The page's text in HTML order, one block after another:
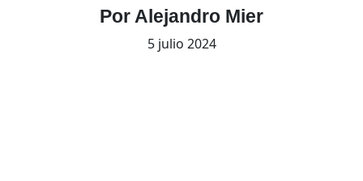
Por Alejandro Mier
5 julio 2024